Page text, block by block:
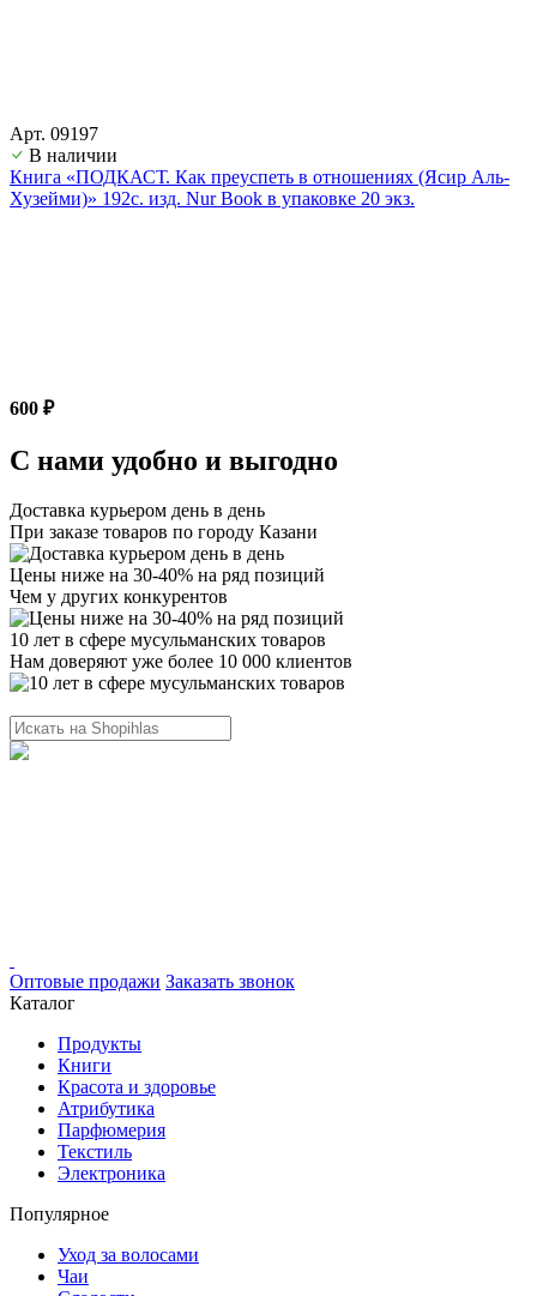
Арт. 09197
В наличии
Книга «ПОДКАСТ. Как преуспеть в отношениях (Ясир Аль-
Хузейми)» 192с. изд. Nur Book в упаковке 20 экз.
600 ₽
С нами удобно и выгодно
Доставка курьером день в день
При заказе товаров по городу Казани
Цены ниже на 30-40% на ряд позиций
Чем у других конкурентов
10 лет в сфере мусульманских товаров
Нам доверяют уже более 10 000 клиентов
Оптовые продажи Заказать звонок
Каталог
Продукты
Книги
Красота и здоровье
Атрибутика
Парфюмерия
Текстиль
Электроника
Популярное
Уход за волосами
Чаи